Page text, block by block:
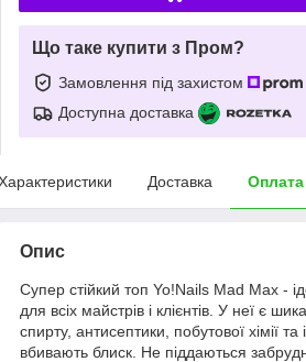
Що таке купити з Пром?
Замовлення під захистом
Доступна доставка
Доставка Оплата
Опис
Супер стійкий топ Yo!Nails Mad Max -
для всіх майстрів і клієнтів. У неї є
спирту, антисептики, побутової хімії та
вбивають блиск. Не піддаються